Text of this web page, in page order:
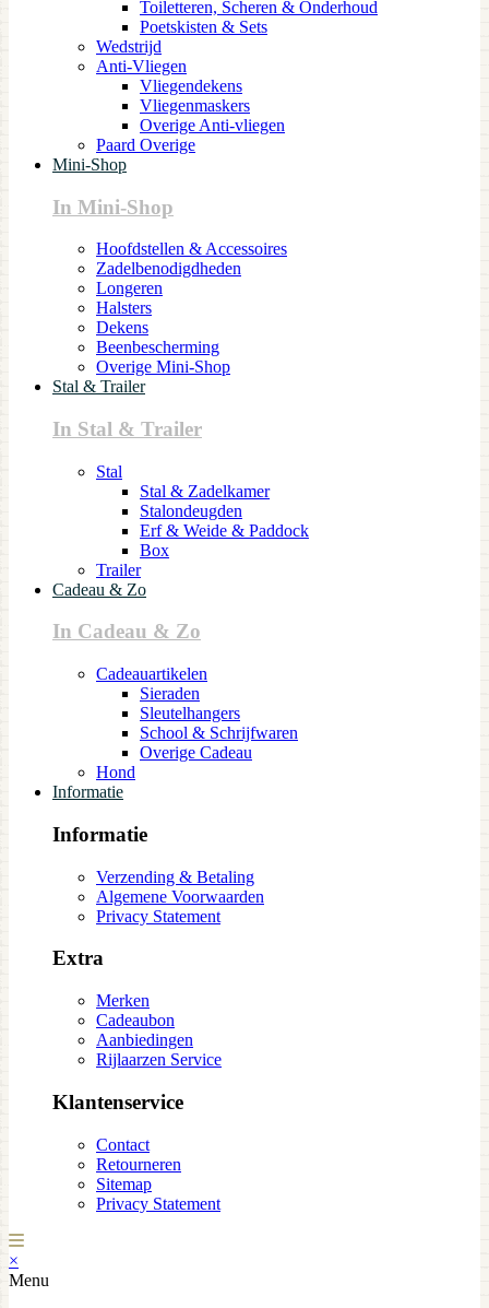
Toiletteren, Scheren & Onderhoud
Poetskisten & Sets
Wedstrijd
Anti-Vliegen
Vliegendekens
Vliegenmaskers
Overige Anti-vliegen
Paard Overige
Mini-Shop
In Mini-Shop
Hoofdstellen & Accessoires
Zadelbenodigdheden
Longeren
Halsters
Dekens
Beenbescherming
Overige Mini-Shop
Stal & Trailer
In Stal & Trailer
Stal
Stal & Zadelkamer
Stalondeugden
Erf & Weide & Paddock
Box
Trailer
Cadeau & Zo
In Cadeau & Zo
Cadeauartikelen
Sieraden
Sleutelhangers
School & Schrijfwaren
Overige Cadeau
Hond
Informatie
Informatie
Verzending & Betaling
Algemene Voorwaarden
Privacy Statement
Extra
Merken
Cadeaubon
Aanbiedingen
Rijlaarzen Service
Klantenservice
Contact
Retourneren
Sitemap
Privacy Statement
×
Menu